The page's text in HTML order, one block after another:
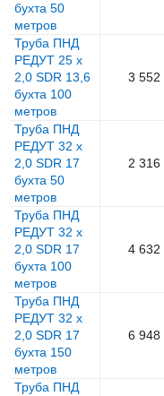
бухта 50
метров
Труба ПНД
РЕДУТ 25 х
2,0 SDR 13,6
бухта 100
метров
3 552
Труба ПНД
РЕДУТ 32 х
2,0 SDR 17
бухта 50
метров
2 316
Труба ПНД
РЕДУТ 32 х
2,0 SDR 17
бухта 100
метров
4 632
Труба ПНД
РЕДУТ 32 х
2,0 SDR 17
бухта 150
метров
6 948
Труба ПНД